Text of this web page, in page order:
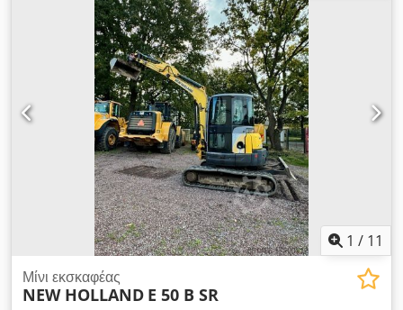
1 / 11
Μίνι εκσκαφέας
NEW HOLLAND E 50 B SR